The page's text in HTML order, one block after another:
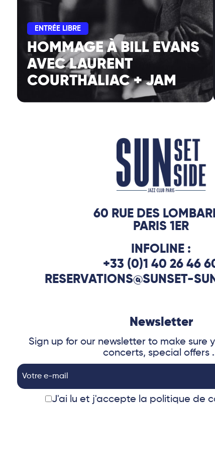
ENTRÉE LIBRE
HOMMAGE À BILL EVANS
AVEC LAURENT
COURTHALIAC + JAM
60 RUE DES
PARIS 1ER
INFOLINE :
+33 (0)1 40 26 46
RESERVATIONS@SUNSET-
Newsletter
Sign up for our newsletter to make sure
concerts, special offers
J'ai lu et j'accepte la politique de